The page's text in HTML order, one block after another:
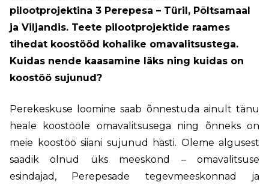
pilootprojektina 3 Perepesa – Türil, Põltsamaal
ja Viljandis. Teete pilootprojektide raames
tihedat koostööd kohalike omavalitsustega.
Kuidas nende kaasamine läks ning kuidas on
koostöö sujunud?
Perekeskuse loomine saab õnnestuda ainult tänu
heale koostööle omavalitsusega ning õnneks on
meie koostöö siiani sujunud hästi. Oleme algusest
saadik olnud üks meeskond – omavalitsuse
esindajad, Perepesade tegevmeeskonnad ja